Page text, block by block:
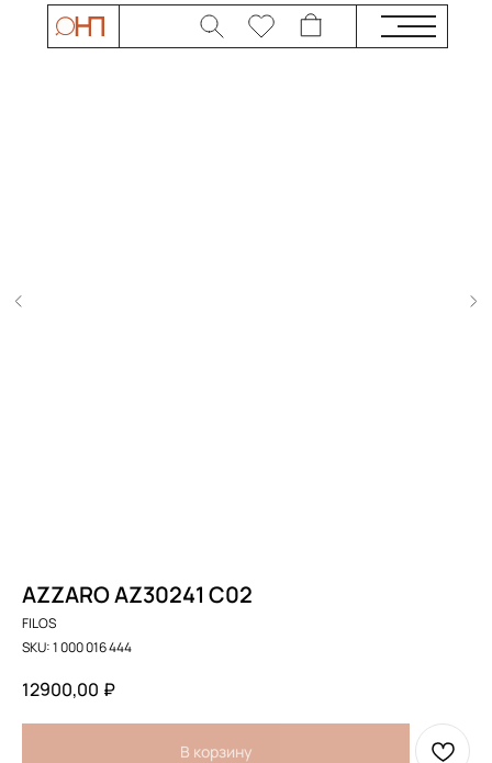
AZZARO AZ30241 C02
FILOS
SKU:1 000 016 444
12900,00 ₽
В корзину